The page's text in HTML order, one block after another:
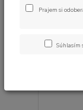
Prajem si
Súhlasím